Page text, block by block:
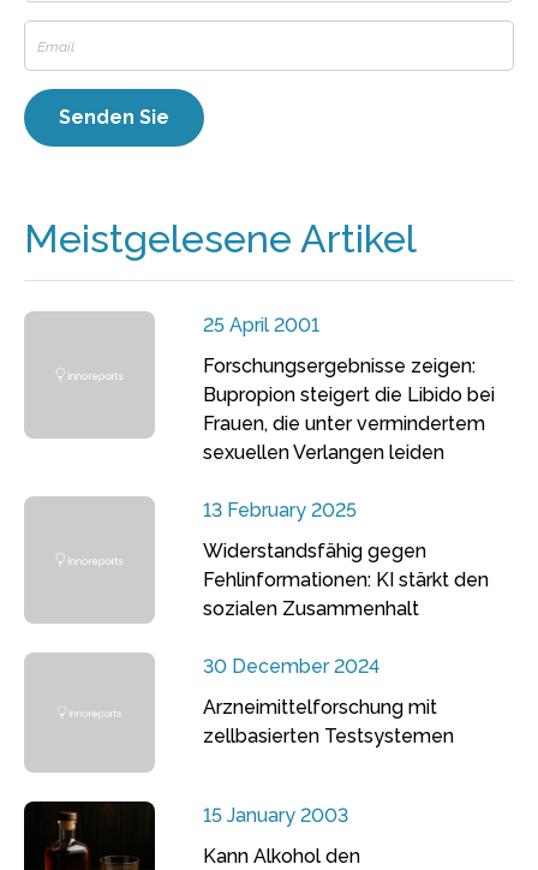
Meistgelesene Artikel
25 April 2001
Forschungsergebnisse zeigen:
Bupropion steigert die Libido bei
Frauen, die unter vermindertem
sexuellen Verlangen leiden
13 February 2025
Widerstandsfähig gegen
Fehlinformationen: KI stärkt den
sozialen Zusammenhalt
30 December 2024
Arzneimittelforschung mit
zellbasierten Testsystemen
15 January 2003
Kann Alkohol den